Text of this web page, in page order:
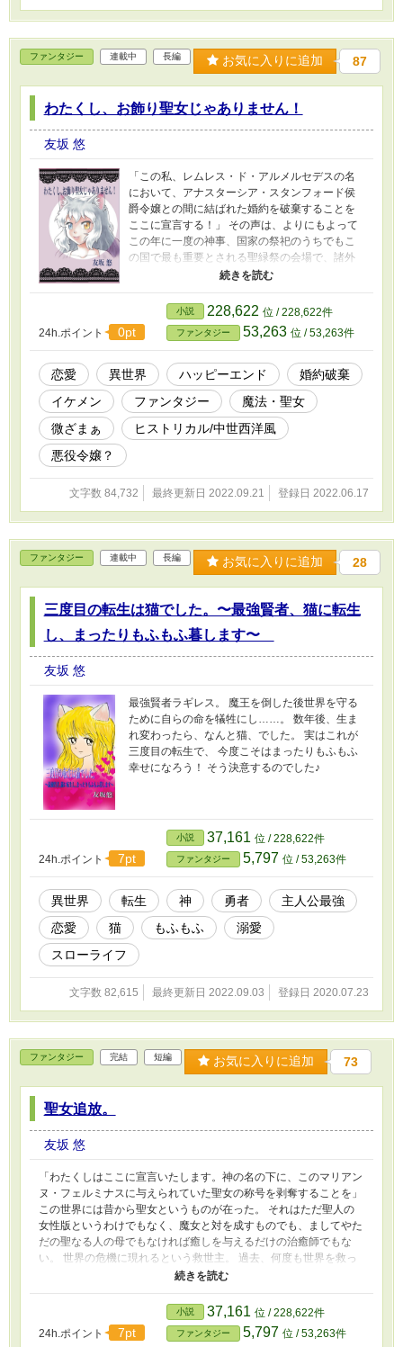
ファンタジー 連載中 長編 お気に入りに追加 87
わたくし、お飾り聖女じゃありません！
友坂 悠
「この私、レムレス・ド・アルメルセデスの名
において、アナスターシア・スタンフォード侯
爵令嬢との間に結ばれた婚約を破棄することを
ここに宣言する！」 その声は、よりにもよって
この年に一度の神事、国家の祭祀のうちでもこ
の国で最も重要とされる聖緑祭の会場で、諸外
国からの特使、大勢の来賓客が見守る中、長官
セデス王太子によって発せられた。 ここ、アル
メルセデスは神に護られた剣と魔法の国。 その
聖都アルメリアの中央に位置する聖女宮広場に
は、荘厳な祭壇と神楽舞台が設置され。 その祭
壇の目の前に立つ王太子に向かって、わたくし
は真意を正すように詰め寄った。 「理由を。せ
めて理由をお伺いしてもよろしいでしょう
か？」 「君が下級貴族の令嬢に対していじめ、
嫌がらせを行なっていたという悪行は、全て露
が……」 いったい全体どういうことでしょう？
殿下の仰っていることが、わたくしにはまった
く理解ができなくて。 ♢♢♢ この世界を『剣と
させようとしたカナリヤ。 そのせいで、わたく
しが『悪役令嬢』として断罪されようとしてい
です。百歩譲って婚約破棄されたことは許しま
しょう。 でもです。 お飾り聖女呼ばわりだけ
は、許せません！ 絶対に許容できません！ 聖女
でした。 でも。 事態はもっと深刻で。 え？ 禁
忌の魔法陣？ 世界を滅ぼすあの危険な魔法陣で
すか！？ ※アナスターシアはお飾り妻のシルフ
ィーナの娘です。あちらで頂いた感想の中に、
シルフィーナの秘密、魔法陣の話、そういたも
め、けっこうファンタジー寄りなお話になりま
した。 ※楽しんでいただけると嬉しいです。
24h.ポイント 0pt
小説 228,622 位 / 228,622件
ファンタジー 53,263 位 / 53,263件
恋愛 異世界 ハッピーエンド
婚約破棄
イケメン
ファンタジー
魔法・聖女
微ざまぁ
ヒストリカル/中世西洋風
悪役令嬢？
文字数 84,732 最終更新日 2022.09.21 登録日 2022.06.17
ファンタジー 連載中 長編 お気に入りに追加 28
三度目の転生は猫でした。〜最強賢者、猫に転生
し、まったりもふもふ暮します〜
友坂 悠
最強賢者ラギレス。 魔王を倒した後世界を守る
ために自らの命を犠牲にし……。 数年後、生ま
れ変わったら、なんと猫、でした。 実はこれが
三度目の転生で、 今度こそはまったりもふもふ
幸せになろう！ そう決意するのでした♪
24h.ポイント 7pt
小説 37,161 位 / 228,622件
ファンタジー 5,797 位 / 53,263件
異世界 転生 神 勇者
主人公最強
恋愛
猫 もふもふ
溺愛
スローライフ
文字数 82,615 最終更新日 2022.09.03 登録日 2020.07.23
ファンタジー 完結 短編 お気に入りに追加 73
聖女追放。
友坂 悠
「わたくしはここに宣言いたします。神の名の下に、このマリアン
ヌ・フェルミナスに与えられていた聖女の称号を剥奪することを」
この世界には昔から聖女というものが在った。 それはただ聖人の
女性版というわけでもなく、魔女と対を成すものでも、ましてやた
だの聖なる人の母でもなければ癒しを与えるだけの治癒師でもな
い。 世界の危機に現れるという救世主。 過去、何度も世界を救っ
たと言われる伝説の少女。 彼女こそ女神の生まれ変わりに違いな
ばれていた存在だった。 皇太子の婚約者でありながら、姉クラウ
ディアにもジーク皇太子にも疎まれた結果、聖女マリアンヌは正教
会より聖女位を剥奪され追放された。 喉を潰され魔力を封じられ
24h.ポイント 7pt
小説 37,161 位 / 228,622件
ファンタジー 5,797 位 / 53,263件